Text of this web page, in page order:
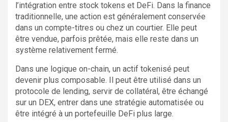
l’intégration entre stock tokens et DeFi. Dans la finance
traditionnelle, une action est généralement conservée
dans un compte-titres ou chez un courtier. Elle peut
être vendue, parfois prêtée, mais elle reste dans un
système relativement fermé.
Dans une logique on-chain, un actif tokenisé peut
devenir plus composable. Il peut être utilisé dans un
protocole de lending, servir de collatéral, être échangé
sur un DEX, entrer dans une stratégie automatisée ou
être intégré à un portefeuille DeFi plus large.